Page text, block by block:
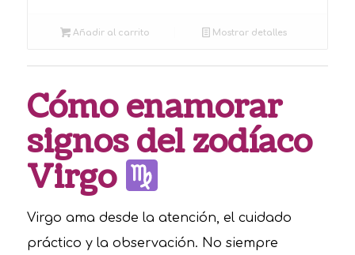
Añadir al carrito Mostrar detalles
Cómo enamorar
signos del zodíaco
Virgo
Virgo ama desde la atención, el cuidado
práctico y la observación. No siempre